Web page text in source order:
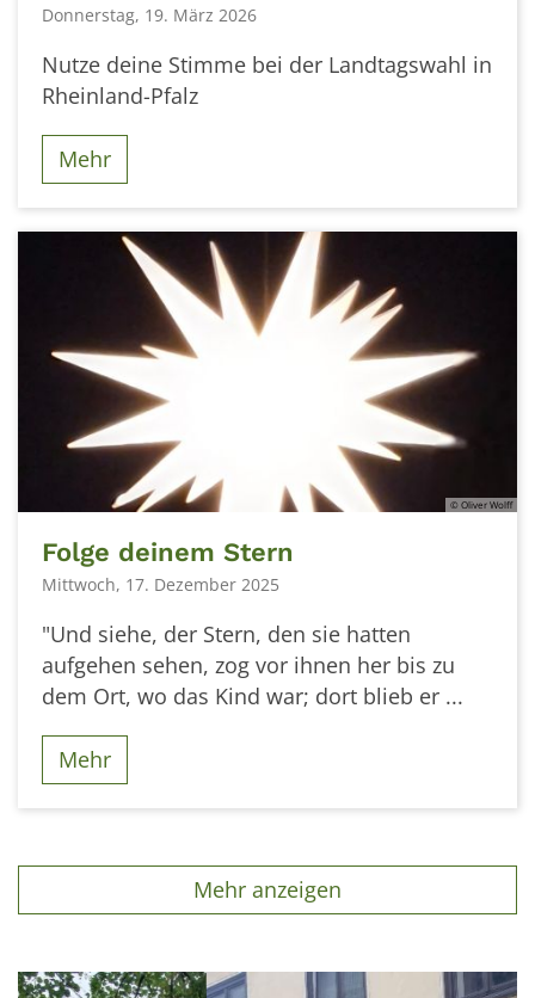
Donnerstag, 19. März 2026
Nutze deine Stimme bei der Landtagswahl in
Rheinland-Pfalz
Mehr
© Oliver Wolff
Folge deinem Stern
Mittwoch, 17. Dezember 2025
"Und siehe, der Stern, den sie hatten
aufgehen sehen, zog vor ihnen her bis zu
dem Ort, wo das Kind war; dort blieb er ...
Mehr
Mehr anzeigen